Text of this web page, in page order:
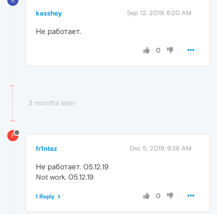
kasshey Sep 12, 2019, 6:20 AM
Не работает.
0
3 months later
F
fr1ntez Dec 5, 2019, 9:38 AM
Не работает. 05.12.19
Not work. 05.12.19
0
1 Reply